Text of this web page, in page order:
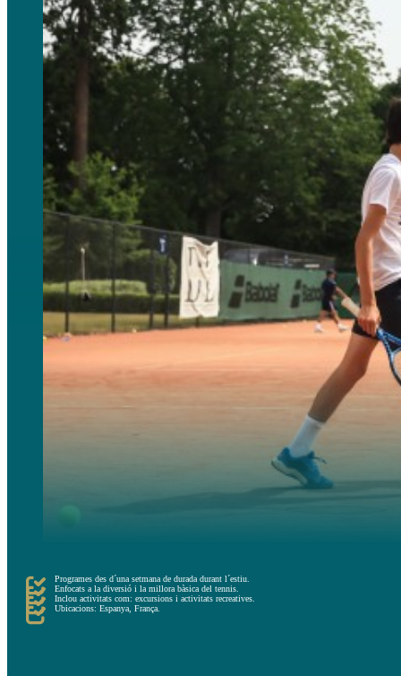
Programes des d´una setmana de durada durant l´estiu.
Enfocats a la diversió i la millora bàsica del tennis.
Inclou activitats com: excursions i activitats recreatives.
Ubicacions: Espanya, França.